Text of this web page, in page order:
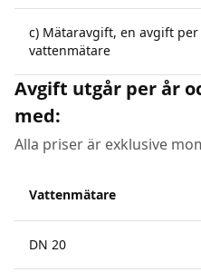
c) Mätaravgift, en avgift per
vattenmätare
Avgift utgår per år
med:
Alla priser är exklusive
Vattenmätare
DN 20